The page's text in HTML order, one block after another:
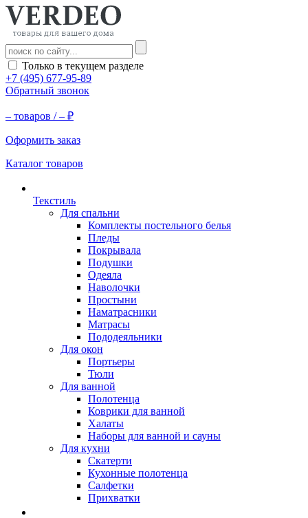
Только в текущем разделе
+7 (495) 677-95-89
Обратный звонок
– товаров /– ₽
Оформить заказ
Каталог товаров
Текстиль
Для спальни
Комплекты постельного белья
Пледы
Покрывала
Подушки
Одеяла
Наволочки
Простыни
Наматрасники
Матрасы
Пододеяльники
Для окон
Портьеры
Тюли
Для ванной
Полотенца
Коврики для ванной
Халаты
Наборы для ванной и сауны
Для кухни
Скатерти
Кухонные полотенца
Салфетки
Прихватки